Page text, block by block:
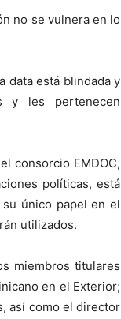
no se vulnera en lo
data está blindada y
y les pertenecen
consorcio EMDOC,
políticas, está
su único papel en el
utilizados.
miembros titulares
en el Exterior;
así como el director